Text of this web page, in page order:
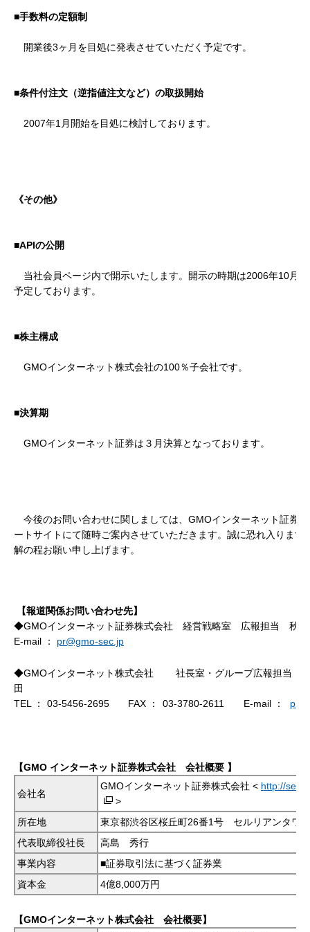
■手数料の定額制
開業後3ヶ月を目処に発表させていただく予定です。
■条件付注文（逆指値注文など）の取扱開始
2007年1月開始を目処に検討しております。
《その他》
■APIの公開
当社会員ページ内で開示いたします。開示の時期は2006年10月
予定しております。
■株主構成
GMOインターネット株式会社の100％子会社です。
■決算期
GMOインターネット証券は３月決算となっております。
今後のお問い合わせに関しましては、GMOインターネット証券
ートサイトにて随時ご案内させていただきます。誠に恐れ入ります
解の程お願い申し上げます。
【報道関係お問い合わせ先】
◆GMOインターネット証券株式会社 経営戦略室 広報担当 秋葉
E-mail ： pr@gmo-sec.jp
◆GMOインターネット株式会社 社長室・グループ広報担当
田
TEL ：
03-5456-2695 FAX ： 03-3780-2611 E-mail ：
【GMO インターネット証券株式会社 会社概要 】
会社名
GMOインターネット証券株式会社 < http://
>
所在地
東京都渋谷区桜丘町26番1号 セルリアンタワー
代表取締役社長
高島 秀行
事業内容
■証券取引法に基づく証券業
資本金
4億8,000万円
【GMOインターネット株式会社 会社概要】